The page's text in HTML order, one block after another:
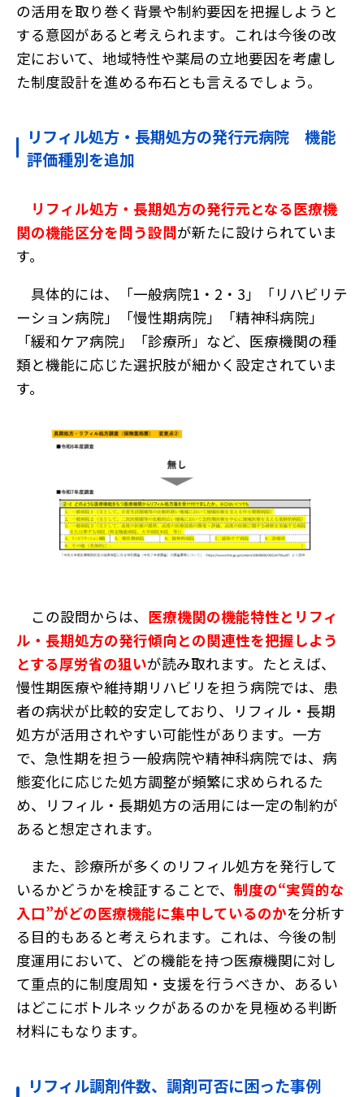
の活用を取り巻く背景や制約要因を把握しようと
する意図があると考えられます。これは今後の改
定において、地域特性や薬局の立地要因を考慮し
た制度設計を進める布石とも言えるでしょう。
リフィル処方・長期処方の発行元病院 機能
評価種別を追加
リフィル処方・長期処方の発行元となる医療機
関の機能区分を問う設問が新たに設けられていま
す。
具体的には、「一般病院1・2・3」「リハビリテ
ーション病院」「慢性期病院」「精神科病院」
「緩和ケア病院」「診療所」など、医療機関の種
類と機能に応じた選択肢が細かく設定されていま
す。
この設問からは、 医療機関の機能特性とリフィ
ル・長期処方の発行傾向との関連性を把握しよう
とする厚労省の狙いが読み取れます。たとえば、
慢性期医療や維持期リハビリを担う病院では、患
者の病状が比較的安定しており、リフィル・長期
処方が活用されやすい可能性があります。一方
で、急性期を担う一般病院や精神科病院では、病
態変化に応じた処方調整が頻繁に求められるた
め、リフィル・長期処方の活用には一定の制約が
あると想定されます。
また、診療所が多くのリフィル処方を発行して
いるかどうかを検証することで、 制度の“実質的な
入口”がどの医療機能に集中しているのかを分析す
る目的もあると考えられます。これは、今後の制
度運用において、どの機能を持つ医療機関に対し
て重点的に制度周知・支援を行うべきか、あるい
はどこにボトルネックがあるのかを見極める判断
材料にもなります。
リフィル調剤件数、調剤可否に困った事例
入力本部入力システム
調剤くんブランド